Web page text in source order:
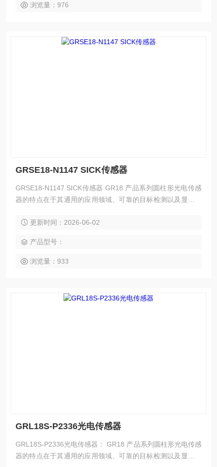
浏览量：976
GRSE18-N1147 SICK传感器
GRSE18-N1147 SICK传感器 GR18 产品系列圆柱形光电传感
器的特点在于其通用的应用领域、可靠的目标检测以及显著的
材质。更新时间：2026-06-02
产品型号：
浏览量：933
GRL18S-P2336光电传感器
GRL18S-P2336光电传感器： GR18 产品系列圆柱形光电传感
器的特点在于其通用的应用领域、可靠的目标检测以及显著的